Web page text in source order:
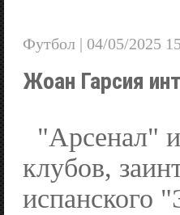
Футбол | 04/05/2025
Жоан Гарсия
"Арсенал"
клубов,
испанского